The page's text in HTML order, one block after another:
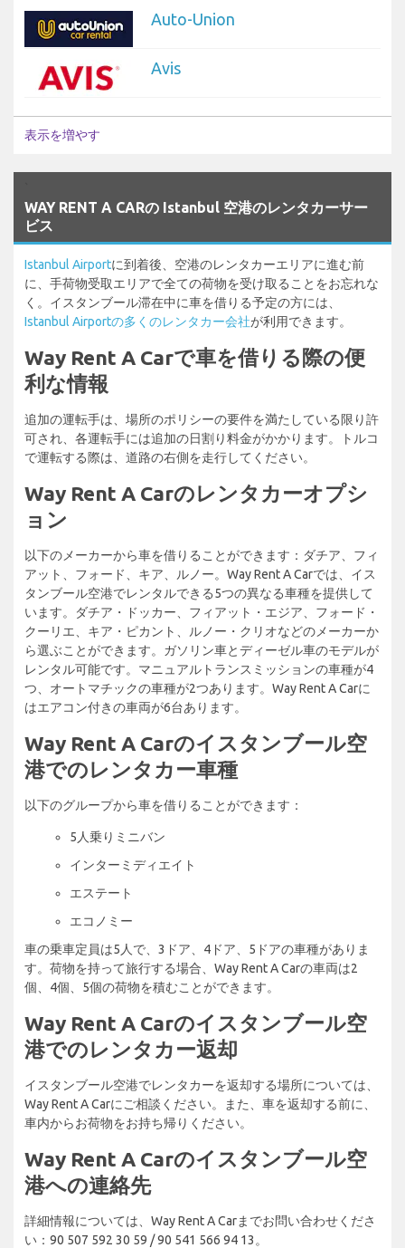
Auto-Union
Avis
表示を増やす
WAY RENT A CARの Istanbul 空港のレンタカーサー
ビス
Istanbul Airportに到着後、空港のレンタカーエリアに進む前
に、手荷物受取エリアで全ての荷物を受け取ることをお忘れな
く。イスタンブール滞在中に車を借りる予定の方には、
Istanbul Airportの多くのレンタカー会社が利用できます。
Way Rent A Carで車を借りる際の便
利な情報
追加の運転手は、場所のポリシーの要件を満たしている限り許
可され、各運転手には追加の日割り料金がかかります。トルコ
で運転する際は、道路の右側を走行してください。
Way Rent A Carのレンタカーオプシ
ョン
以下のメーカーから車を借りることができます：ダチア、フィ
アット、フォード、キア、ルノー。Way Rent A Carでは、イス
タンブール空港でレンタルできる5つの異なる車種を提供して
います。ダチア・ドッカー、フィアット・エジア、フォード・
クーリエ、キア・ピカント、ルノー・クリオなどのメーカーか
ら選ぶことができます。ガソリン車とディーゼル車のモデルが
レンタル可能です。マニュアルトランスミッションの車種が4
つ、オートマチックの車種が2つあります。Way Rent A Carに
はエアコン付きの車両が6台あります。
Way Rent A Carのイスタンブール空
港でのレンタカー車種
以下のグループから車を借りることができます：
5人乗りミニバン
インターミディエイト
エステート
エコノミー
車の乗車定員は5人で、3ドア、4ドア、5ドアの車種がありま
す。荷物を持って旅行する場合、Way Rent A Carの車両は2
個、4個、5個の荷物を積むことができます。
Way Rent A Carのイスタンブール空
港でのレンタカー返却
イスタンブール空港でレンタカーを返却する場所については、
Way Rent A Carにご相談ください。また、車を返却する前に、
車内からお荷物をお持ち帰りください。
Way Rent A Carのイスタンブール空
港への連絡先
詳細情報については、Way Rent A Carまでお問い合わせくださ
い：90 507 592 30 59 / 90 541 566 94 13。